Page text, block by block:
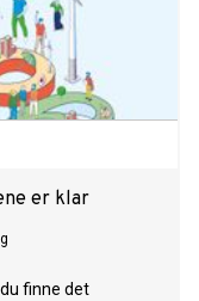
er klar
finne det